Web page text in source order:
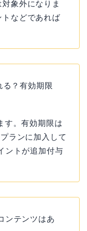
象外になりま
などであれば
る？有効期限
す。有効期限は
ランに加入して
ントが追加付与
ンテンツはあ